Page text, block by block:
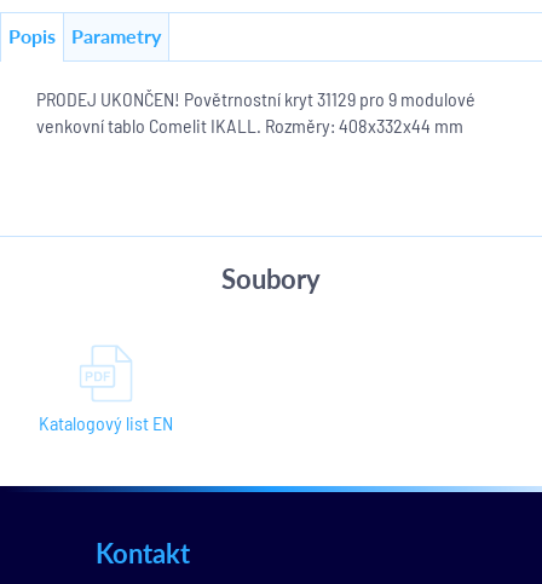
Popis Parametry
PRODEJ UKONČEN! Povětrnostní kryt 31129 pro 9 modulové
venkovní tablo Comelit IKALL. Rozměry: 408x332x44 mm
Soubory
Katalogový list EN
Kontakt